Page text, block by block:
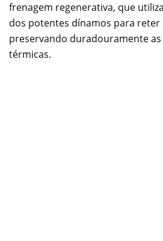
frenagem regenerativa, que
dos potentes dínamos para reter
preservando duradouramente
térmicas.